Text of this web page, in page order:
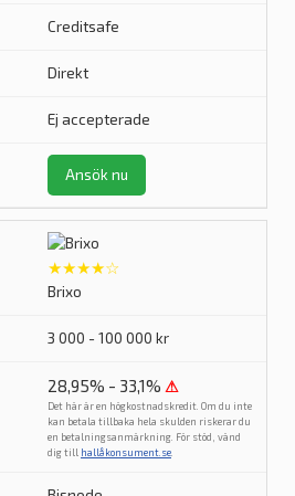
Creditsafe
Direkt
Ej accepterade
Ansök nu
★★★★☆
Brixo
3 000 - 100 000 kr
28,95% - 33,1% ⚠
Det här är en högkostnadskredit. Om du inte
kan betala tillbaka hela skulden riskerar du
en betalningsanmärkning. För stöd, vänd
dig till hallåkonsument.se